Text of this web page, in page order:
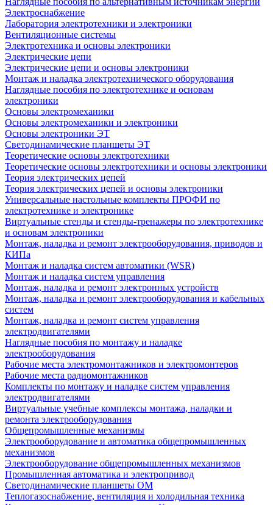
Электроснабжение
Лаборатория электротехники и электроники
Вентиляционные системы
Электротехника и основы электроники
Электрические цепи
Электрические цепи и основы электроники
Монтаж и наладка электротехнического оборудования
Наглядные пособия по электротехнике и основам
электроники
Основы электромеханики
Основы электромеханики и электроники
Основы электроники ЭТ
Светодинамические планшеты ЭТ
Теоретические основы электротехники
Теоретические основы электротехники и основы электроники
Теория электрических цепей
Теория электрических цепей и основы электроники
Универсальные настольные комплекты ПРОФИ по
электротехнике и электронике
Виртуальные стенды и стенды-тренажеры по электротехнике
и основам электроники
Монтаж, наладка и ремонт электрооборудования, приводов и
КИПа
Монтаж и наладка систем автоматики (WSR)
Монтаж и наладка систем управления
Монтаж, наладка и ремонт электронных устройств
Монтаж, наладка и ремонт электрооборудования и кабельных
систем
Монтаж, наладка и ремонт систем управления
электродвигателями
Наглядные пособия по монтажу и наладке
электрооборудования
Рабочие места электромонтажников и электромонтеров
Рабочие места радиомонтажников
Комплекты по монтажу и наладке систем управления
электродвигателями
Виртуальные учебные комплексы монтажа, наладки и
ремонта электрооборудования
Общепромышленные механизмы
Электрооборудование и автоматика общепромышленных
механизмов
Электрооборудование общепромышленных механизмов
Промышленная автоматика и электропривод
Светодинамические планшеты ОМ
Теплогазоснабжение, вентиляция и холодильная техника